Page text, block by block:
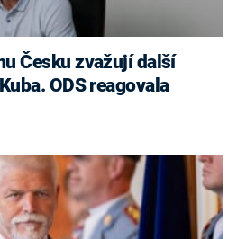
ODS reagovala